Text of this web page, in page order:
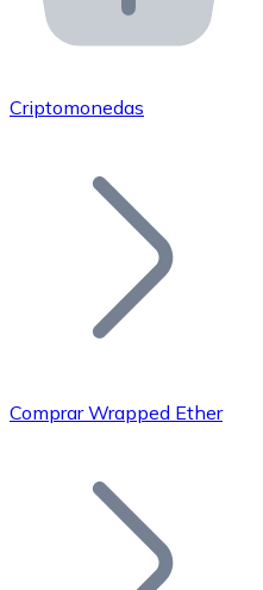
Integra nuestra API en
Únete a nuestra red de
Añade tu proyecto a
Bitcoin
Criptomonedas
Comprar Wrapped Ether